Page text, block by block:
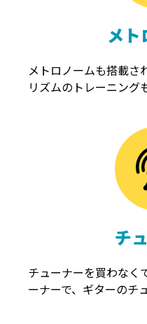
メト
メトロノームも搭載さ
リズムのトレーニング
チ
チューナーを買わなく
ーナーで、ギターのチ